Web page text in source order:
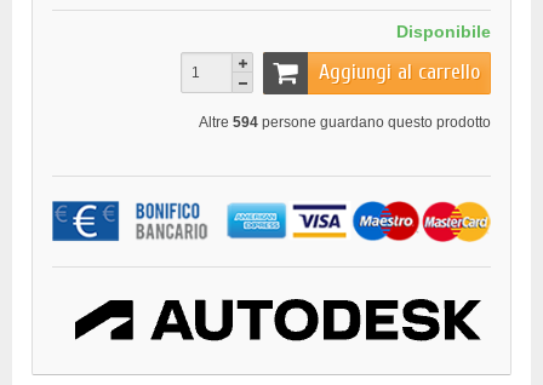
Disponibile
Aggiungi al carrello
Altre 594 persone guardano questo prodotto